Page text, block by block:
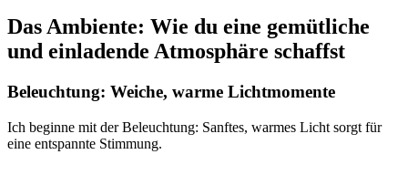
Das Ambiente: Wie du eine gemütliche
und einladende Atmosphäre schaffst
Beleuchtung: Weiche, warme Lichtmomente
Ich beginne mit der Beleuchtung: Sanftes, warmes Licht sorgt für
eine entspannte Stimmung.